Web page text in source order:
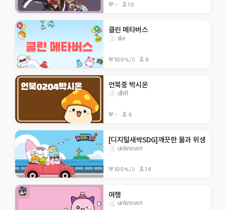
-- 10
클린 메타버스
slie
100%(1) 6
언북중 박시온
dhfl
-- 9
[디지털새싹SDG]깨끗한 물과 위생
unknown
100%(1) 14
여행
unknown